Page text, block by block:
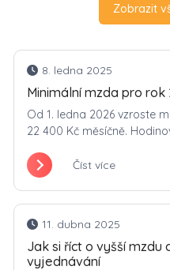
Zobrazit
8. ledna 2025
Minimální mzda pro rok
Od 1. ledna 2026 vzroste
22 400 Kč měsíčně.
Číst více
11. dubna 2025
Jak si říct o vyšší mzdu
vyjednávání